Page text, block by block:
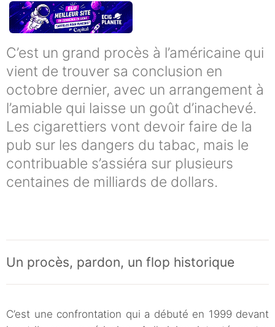
C’est un grand procès à l’américaine qui
vient de trouver sa conclusion en
octobre dernier, avec un arrangement à
l’amiable qui laisse un goût d’inachevé.
Les cigarettiers vont devoir faire de la
pub sur les dangers du tabac, mais le
contribuable s’assiéra sur plusieurs
centaines de milliards de dollars.
Un procès, pardon, un flop historique
C’est une confrontation qui a débuté en 1999 devant